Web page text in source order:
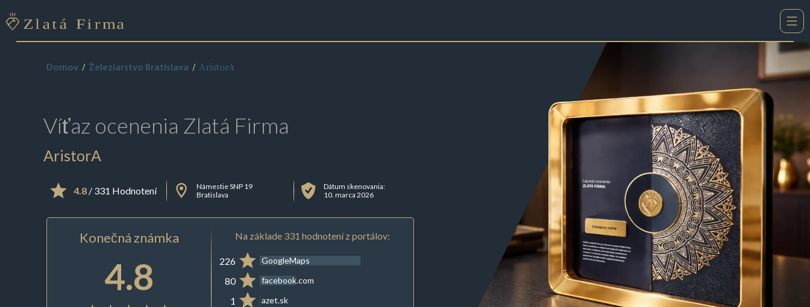
Domov Železiarstvo Bratislava AristorA
Víťaz ocenenia Zlatá Firma
AristorA
4.8/ 331 Hodnotení
Námestie SNP 19
Bratislava
Dátum skenovania:
10. marca 2026
Konečná známka
4.8
Na základe 331 hodnotení z portálov:
226 GoogleMaps
80 facebook.com
1 azet.sk